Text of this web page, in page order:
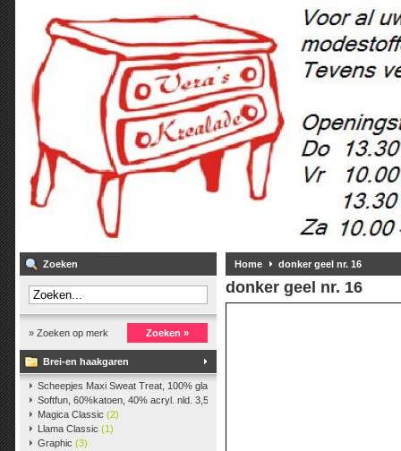
Zoeken
» Zoeken op merk Zoeken »
Brei-en haakgaren
Scheepjes Maxi Sweat Treat, 100% glanskatoen,25 gr.
Softfun, 60%katoen, 40% acryl. nld. 3,5-4. ca. 140m, 50 gr.
Magica Classic (2)
Llama Classic (1)
Graphic (3)
Home donker geel nr. 16
donker geel nr. 16